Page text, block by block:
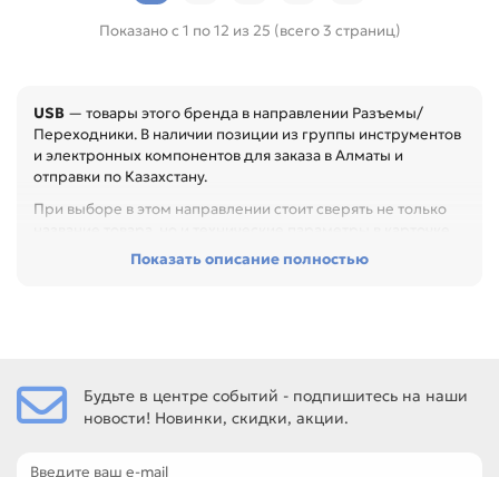
Показано с 1 по 12 из 25 (всего 3 страниц)
USB — товары этого бренда в направлении Разъемы/
Переходники. В наличии позиции из группы инструментов
и электронных компонентов для заказа в Алматы и
отправки по Казахстану.
При выборе в этом направлении стоит сверять не только
Перед покупкой проверьте тип, размер, электрические
Переходник (адаптер) USBBM-USBBM, Разъем USBA/Mini-
SP 4 контакта, Переходник (адаптер) USBАМ - USBAМ, f-f.
таблице характеристик.
Показать описание полностью
Будьте в центре событий - подпишитесь на наши
новости! Новинки, скидки, акции.